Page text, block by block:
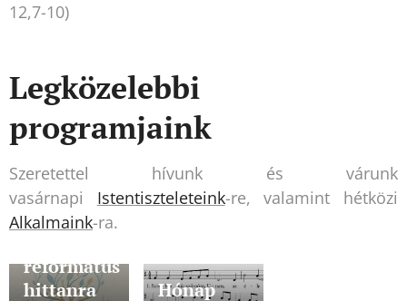
12,7-10)
Legközelebbi
programjaink
Szeretettel hívunk és várunk
vasárnapi Istentiszteleteink-re, valamint hétközi
Alkalmaink-ra.
református
hittanra
Hónap